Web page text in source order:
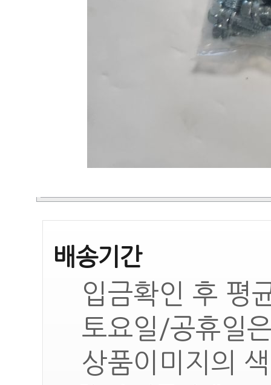
배송기간
입금확인 후 평
토요일/공휴일
상품이미지의